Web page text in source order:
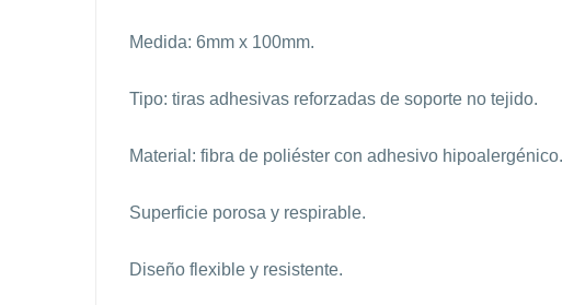
Medida: 6mm x 100mm.
Tipo: tiras adhesivas reforzadas de soporte no tejido.
Material: fibra de poliéster con adhesivo hipoalergénico.
Superficie porosa y respirable.
Diseño flexible y resistente.